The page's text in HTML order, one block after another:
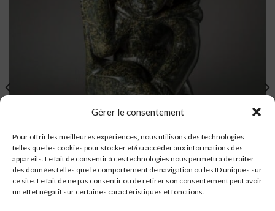
Gérer le consentement
Pour offrir les meilleures expériences, nous utilisons des technologies
telles que les cookies pour stocker et/ou accéder aux informations des
appareils. Le fait de consentir à ces technologies nous permettra de traiter
des données telles que le comportement de navigation ou les ID uniques sur
ce site. Le fait de ne pas consentir ou de retirer son consentement peut avoir
un effet négatif sur certaines caractéristiques et fonctions.